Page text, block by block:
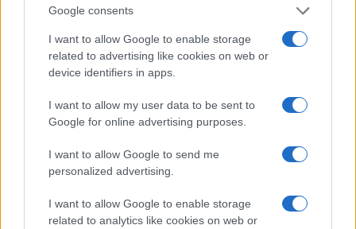
Google consents
I want to allow Google to enable storage
related to advertising like cookies on web or
device identifiers in apps.
I want to allow my user data to be sent to
Google for online advertising purposes.
I want to allow Google to send me
personalized advertising.
I want to allow Google to enable storage
related to analytics like cookies on web or
I nostri cari
I nostri cari